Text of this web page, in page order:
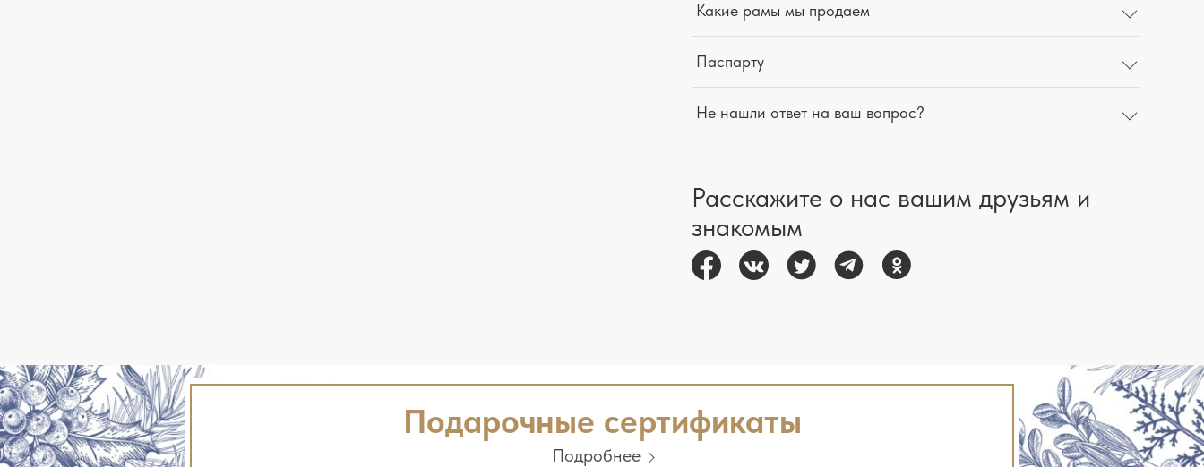
Какие рамы мы продаем
Паспарту
Не нашли ответ на ваш вопрос?
Расскажите о нас вашим друзьям и
знакомым
Подарочные сертификаты
Подробнее